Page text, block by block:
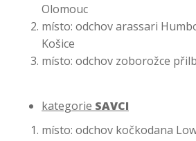
Olomouc
místo: odchov arassari
Košice
místo: odchov zoborožce
kategorie SAVCI
místo: odchov kočkodana